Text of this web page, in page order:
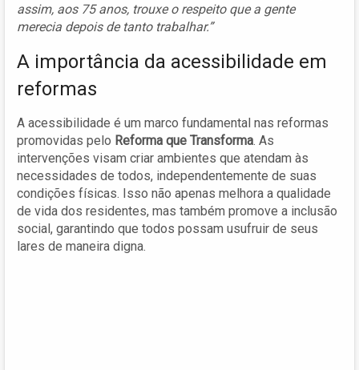
assim, aos 75 anos, trouxe o respeito que a gente
merecia depois de tanto trabalhar.”
A importância da acessibilidade em
reformas
A acessibilidade é um marco fundamental nas reformas
promovidas pelo Reforma que Transforma. As
intervenções visam criar ambientes que atendam às
necessidades de todos, independentemente de suas
condições físicas. Isso não apenas melhora a qualidade
de vida dos residentes, mas também promove a inclusão
social, garantindo que todos possam usufruir de seus
lares de maneira digna.